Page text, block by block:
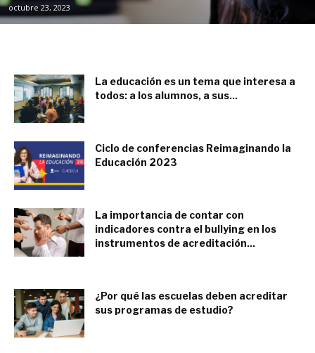
octubre 23, 2023
La educación es un tema que interesa a
todos: a los alumnos, a sus...
Ciclo de conferencias Reimaginando la
Educación 2023
La importancia de contar con
indicadores contra el bullying en los
instrumentos de acreditación...
¿Por qué las escuelas deben acreditar
sus programas de estudio?